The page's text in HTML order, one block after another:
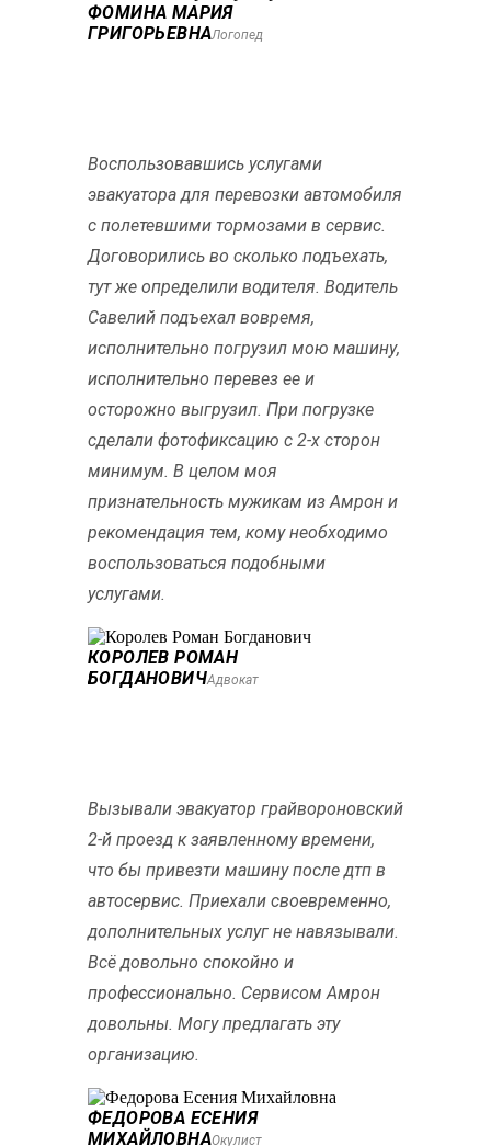
ФОМИНА МАРИЯ
ГРИГОРЬЕВНАЛогопед
Воспользовавшись услугами
эвакуатора для перевозки автомобиля
с полетевшими тормозами в сервис.
Договорились во сколько подъехать,
тут же определили водителя. Водитель
Савелий подъехал вовремя,
исполнительно погрузил мою машину,
исполнительно перевез ее и
осторожно выгрузил. При погрузке
сделали фотофиксацию с 2-х сторон
минимум. В целом моя
признательность мужикам из Амрон и
рекомендация тем, кому необходимо
воспользоваться подобными
услугами.
КОРОЛЕВ РОМАН
БОГДАНОВИЧАдвокат
Вызывали эвакуатор грайвороновский
2-й проезд к заявленному времени,
что бы привезти машину после дтп в
автосервис. Приехали своевременно,
дополнительных услуг не навязывали.
Всё довольно спокойно и
профессионально. Сервисом Амрон
довольны. Могу предлагать эту
организацию.
ФЕДОРОВА ЕСЕНИЯ
МИХАЙЛОВНАОкулист